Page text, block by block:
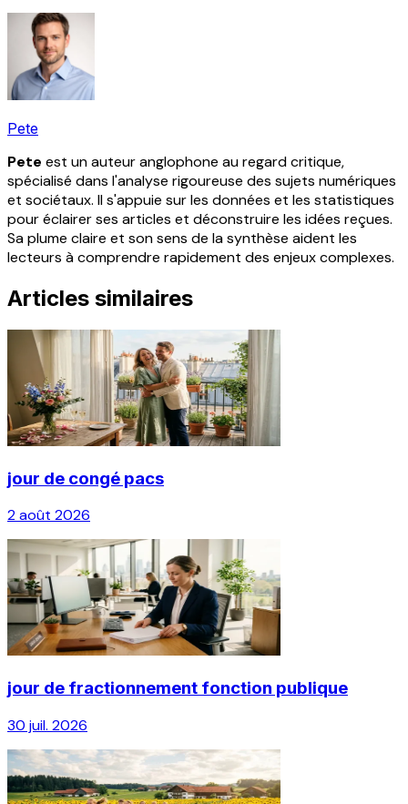
Pete
Pete est un auteur anglophone au regard critique,
spécialisé dans l'analyse rigoureuse des sujets numériques
et sociétaux. Il s'appuie sur les données et les statistiques
pour éclairer ses articles et déconstruire les idées reçues.
Sa plume claire et son sens de la synthèse aident les
lecteurs à comprendre rapidement des enjeux complexes.
Articles similaires
jour de congé pacs
2 août 2026
jour de fractionnement fonction publique
30 juil. 2026